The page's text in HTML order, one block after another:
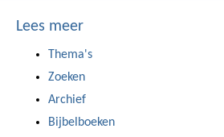
Lees meer
Thema's
Zoeken
Archief
Bijbelboeken